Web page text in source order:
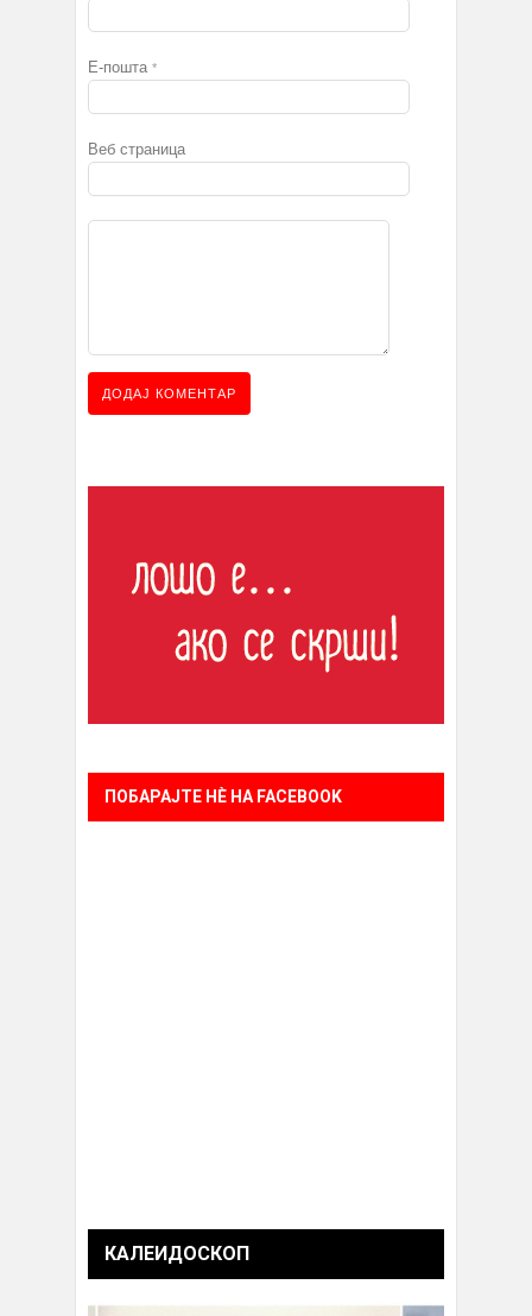
Е-пошта *
Веб страница
ПОБАРАЈТЕ НÈ НА FACEBOOK
КАЛЕИДОСКОП